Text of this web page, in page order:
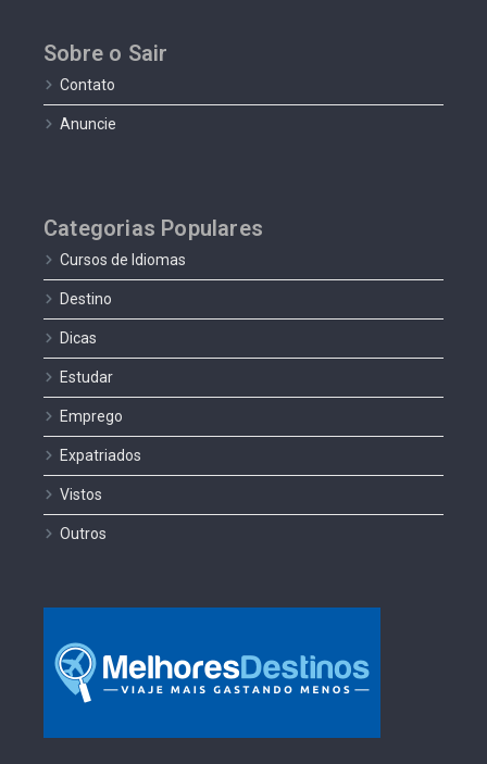
Sobre o Sair
Contato
Anuncie
Categorias Populares
Cursos de Idiomas
Destino
Dicas
Estudar
Emprego
Expatriados
Vistos
Outros